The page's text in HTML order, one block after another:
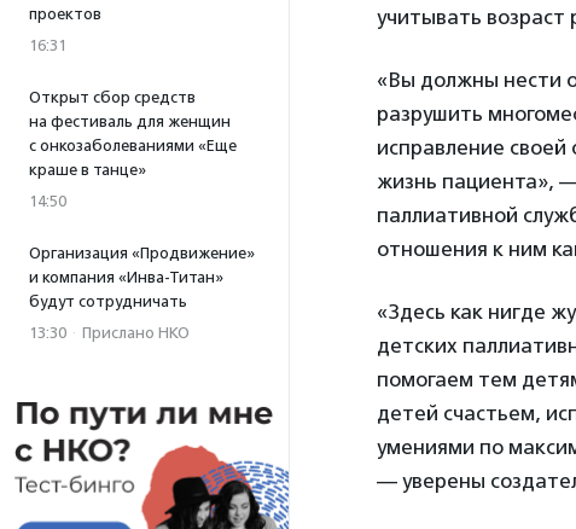
проектов
16:31
Открыт сбор средств
на фестиваль для женщин
с онкозаболеваниями «Еще
краше в танце»
14:50
Организация «Продвижение»
и компания «Инва-Титан»
будут сотрудничать
13:30 · Прислано НКО
учитывать возраст
«Вы должны нести
разрушить
исправление
жизнь пациента»,
паллиативной
отношения к ним
«Здесь как нигде
детских
помогаем тем
детей счастьем,
умениями по
— уверены